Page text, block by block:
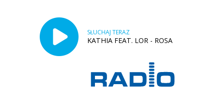
SŁUCHAJ TERAZ
KATHIA FEAT. LOR - ROSA